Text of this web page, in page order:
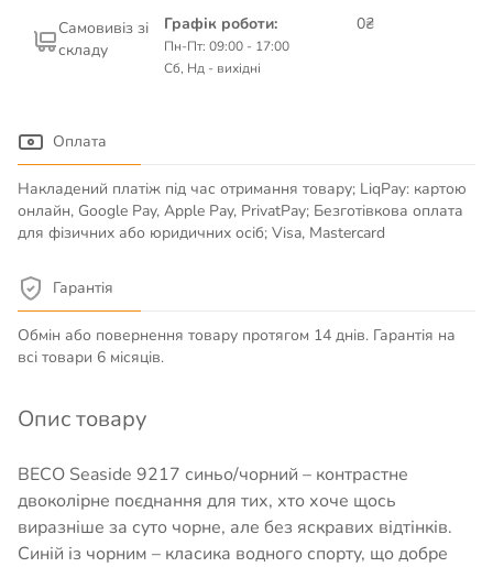
Самовивіз зі
складу
Графік роботи:
Пн-Пт: 09:00 - 17:00
Сб, Нд - вихідні
0₴
Оплата
Накладений платіж під час отримання товару; LiqPay: картою
онлайн, Google Pay, Apple Pay, PrivatPay; Безготівкова оплата
для фізичних або юридичних осіб; Visa, Mastercard
Гарантія
Обмін або повернення товару протягом 14 днів. Гарантія на
всі товари 6 місяців.
Опис товару
BECO Seaside 9217 синьо/чорний – контрастне
двоколірне поєднання для тих, хто хоче щось
виразніше за суто чорне, але без яскравих відтінків.
Синій із чорним – класика водного спорту, що добре